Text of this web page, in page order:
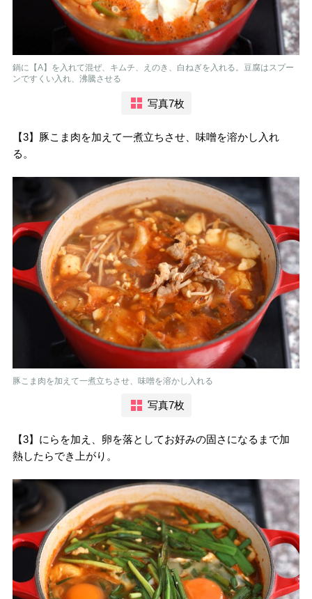
鍋に【A】を入れて混ぜ、キムチ、えのき、白ねぎを入れる。豆腐はスプー
ンですくい入れ、沸騰させる
写真7枚
【3】豚こま肉を加えて一煮立ちさせ、味噌を溶かし入れ
る。
豚こま肉を加えて一煮立ちさせ、味噌を溶かし入れる
写真7枚
【3】にらを加え、卵を落としてお好みの固さになるまで加
熱したらでき上がり。